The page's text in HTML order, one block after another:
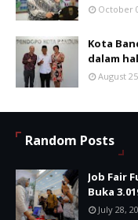
October
Kota
dalam
August
Random Posts
Job Fair
Buka
July 28,